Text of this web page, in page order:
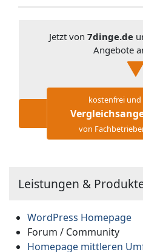
Jetzt von 7dinge.de
Angebote
kostenfrei
von
Leistungen &
WordPress Homepage
Forum / Community
Homepage mittleren